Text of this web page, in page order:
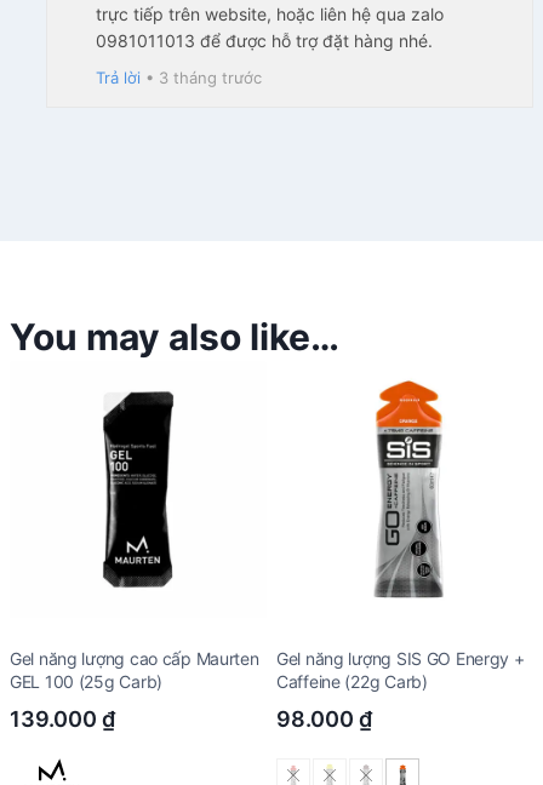
trực tiếp trên website, hoặc liên hệ qua zalo
0981011013 để được hỗ trợ đặt hàng nhé.
Trả lời • 3 tháng trước
You may also like…
Gel năng lượng cao cấp Maurten
GEL 100 (25g Carb)
139.000 ₫
Gel năng lượng SIS GO Energy +
Caffeine (22g Carb)
98.000 ₫